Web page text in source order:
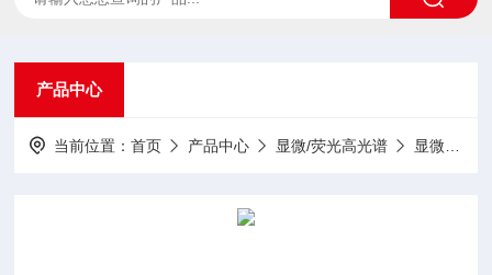
产品中心
当前位置：首页 产品中心 显微/荧光高光谱 显微高光谱系统